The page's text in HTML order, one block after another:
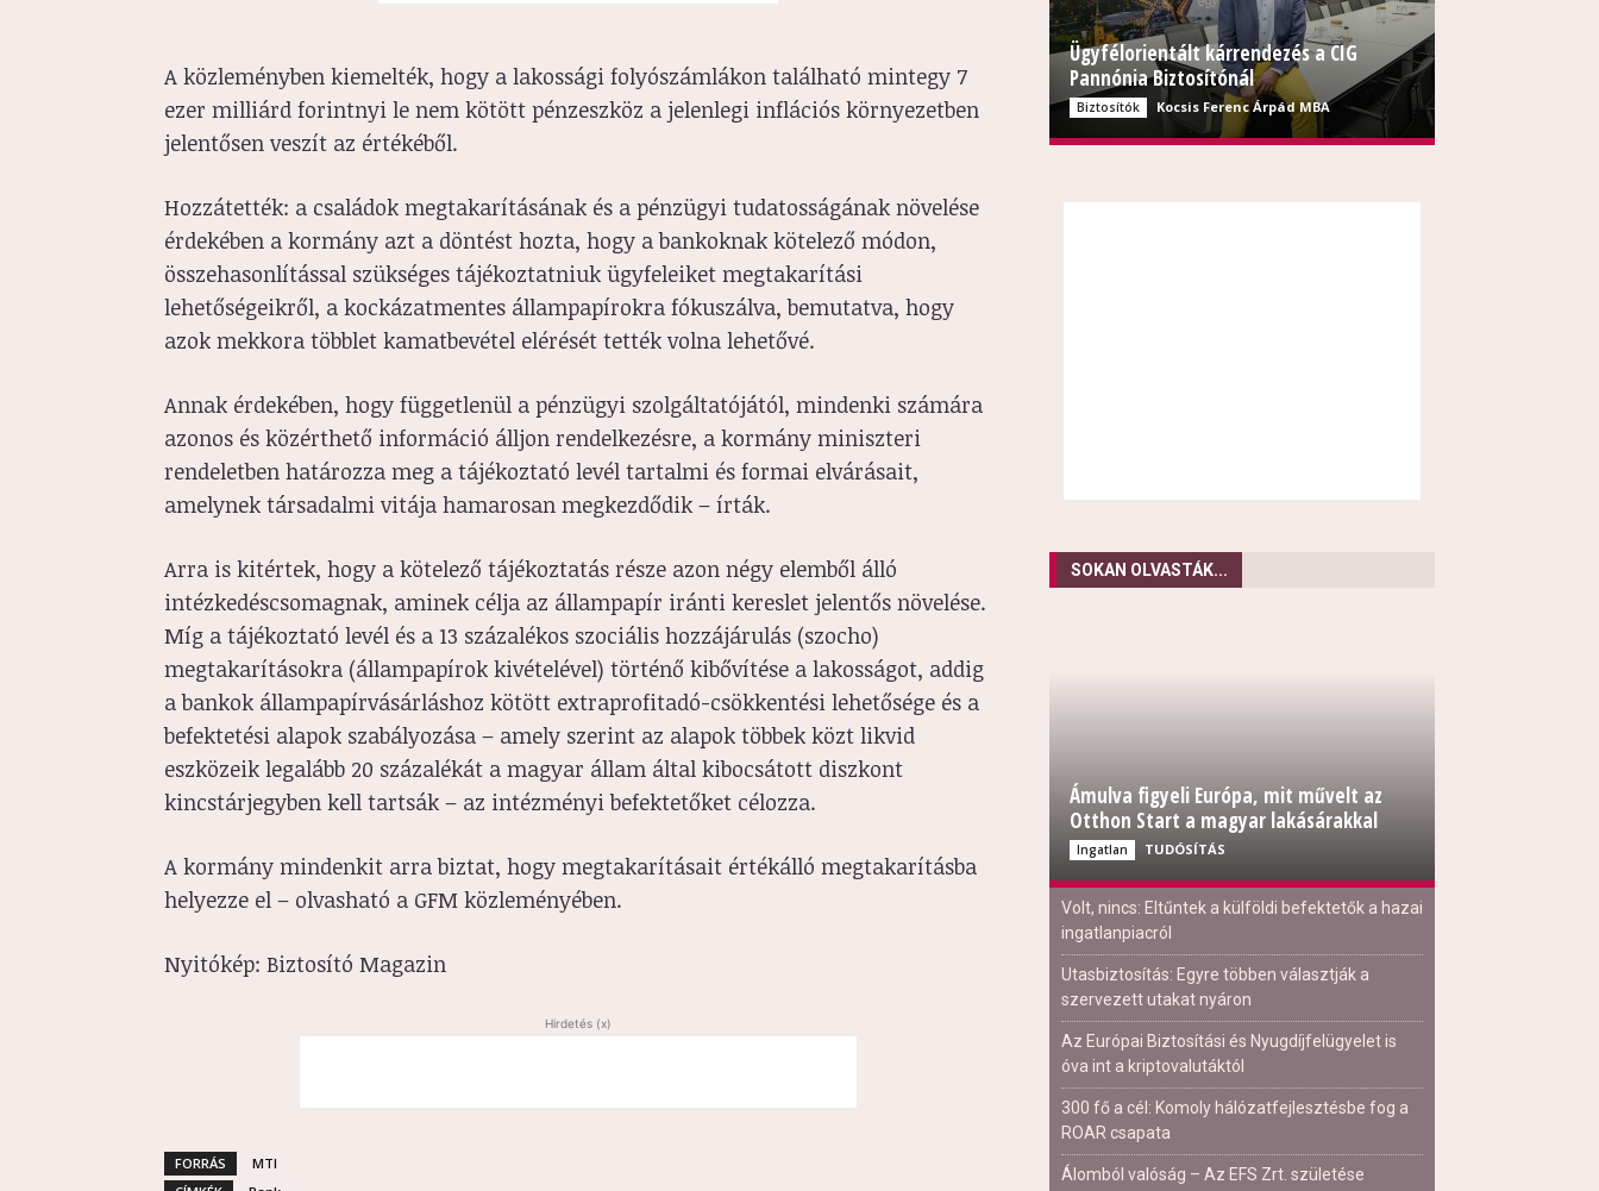
A közleményben kiemelték, hogy a lakossági folyószámlákon található mintegy 7
ezer milliárd forintnyi le nem kötött pénzeszköz a jelenlegi inflációs környezetben
jelentősen veszít az értékéből.
Hozzátették: a családok megtakarításának és a pénzügyi tudatosságának növelése
érdekében a kormány azt a döntést hozta, hogy a bankoknak kötelező módon,
összehasonlítással szükséges tájékoztatniuk ügyfeleiket megtakarítási
lehetőségeikről, a kockázatmentes állampapírokra fókuszálva, bemutatva, hogy
azok mekkora többlet kamatbevétel elérését tették volna lehetővé.
Annak érdekében, hogy függetlenül a pénzügyi szolgáltatójától, mindenki számára
azonos és közérthető információ álljon rendelkezésre, a kormány miniszteri
rendeletben határozza meg a tájékoztató levél tartalmi és formai elvárásait,
amelynek társadalmi vitája hamarosan megkezdődik – írták.
Arra is kitértek, hogy a kötelező tájékoztatás része azon négy elemből álló
intézkedéscsomagnak, aminek célja az állampapír iránti kereslet jelentős növelése.
Míg a tájékoztató levél és a 13 százalékos szociális hozzájárulás (szocho)
megtakarításokra (állampapírok kivételével) történő kibővítése a lakosságot, addig
a bankok állampapírvásárláshoz kötött extraprofitadó-csökkentési lehetősége és a
befektetési alapok szabályozása – amely szerint az alapok többek közt likvid
eszközeik legalább 20 százalékát a magyar állam által kibocsátott diszkont
kincstárjegyben kell tartsák – az intézményi befektetőket célozza.
A kormány mindenkit arra biztat, hogy megtakarításait értékálló megtakarításba
helyezze el – olvasható a GFM közleményében.
Nyitókép: Biztosító Magazin
Hirdetés (x)
FORRÁS
MTI
Ügyfélorientált kárrendezés a CIG
Pannónia Biztosítónál
Biztosítók Kocsis Ferenc Árpád MBA
SOKAN OLVASTÁK...
Ámulva figyeli Európa, mit művelt az
Otthon Start a magyar lakásárakkal
Ingatlan TUDÓSÍTÁS
Volt, nincs: Eltűntek a külföldi befektetők a hazai
ingatlanpiacról
Utasbiztosítás: Egyre többen választják a
szervezett utakat nyáron
Az Európai Biztosítási és Nyugdíjfelügyelet is
óva int a kriptovalutáktól
300 fő a cél: Komoly hálózatfejlesztésbe fog a
ROAR csapata
Álomból valóság – Az EFS Zrt. születése